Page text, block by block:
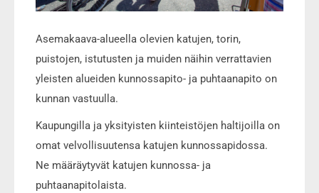
Asemakaava-alueella olevien katujen, torin,
puistojen, istutusten ja muiden näihin verrattavien
yleisten alueiden kunnossapito- ja puhtaanapito on
kunnan vastuulla.
Kaupungilla ja yksityisten kiinteistöjen haltijoilla on
omat velvollisuutensa katujen kunnossapidossa.
Ne määräytyvät katujen kunnossa- ja
puhtaanapitolaista.